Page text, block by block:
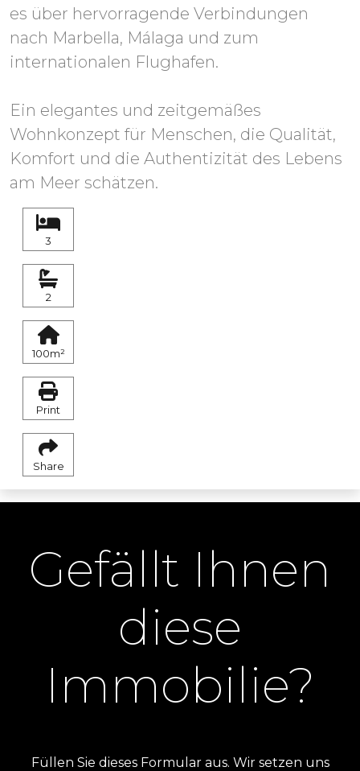
es über hervorragende Verbindungen
nach Marbella, Málaga und zum
internationalen Flughafen.
Ein elegantes und zeitgemäßes
Wohnkonzept für Menschen, die Qualität,
Komfort und die Authentizität des Lebens
am Meer schätzen.
3
2
100m²
Print
Share
Gefällt Ihnen
diese
Immobilie?
Füllen Sie dieses Formular aus. Wir setzen uns